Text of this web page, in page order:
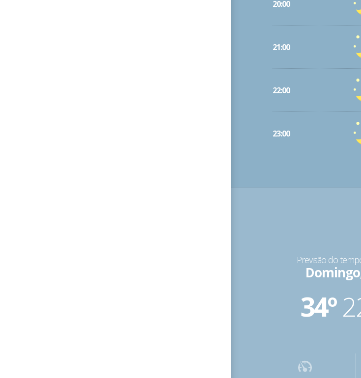
20:00
21:00
22:00
23:00
Previsão do
34º